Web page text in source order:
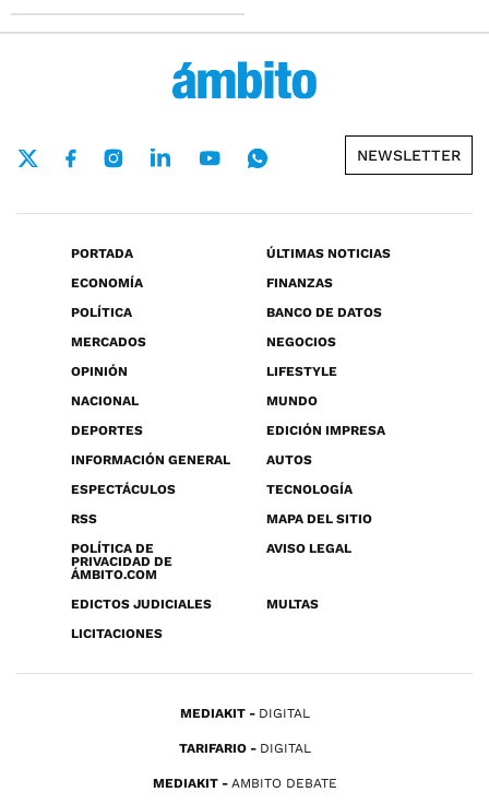
NEWSLETTER
PORTADA
ÚLTIMAS NOTICIAS
ECONOMÍA
FINANZAS
POLÍTICA
BANCO DE DATOS
MERCADOS
NEGOCIOS
OPINIÓN
LIFESTYLE
NACIONAL
MUNDO
DEPORTES
EDICIÓN IMPRESA
INFORMACIÓN GENERAL
AUTOS
ESPECTÁCULOS
TECNOLOGÍA
RSS
MAPA DEL SITIO
POLÍTICA DE
PRIVACIDAD DE
ÁMBITO.COM
AVISO LEGAL
EDICTOS JUDICIALES
MULTAS
LICITACIONES
MEDIAKIT DIGITAL
TARIFARIO DIGITAL
MEDIAKIT AMBITO DEBATE